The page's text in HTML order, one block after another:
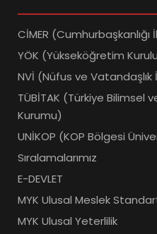
CİMER
YÖK (Yükseköğretim
NVİ (Nüfus ve
TÜBİTAK (Türkiye Bilimsel
Kurumu)
UNİKOP (KOP Bölgesi
Sıralamalarımız
E-DEVLET
MYK Ulusal Meslek
MYK Ulusal Yeterlilik